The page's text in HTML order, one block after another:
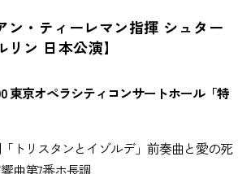
ン・ティーレマン指揮 シュター
ン 日本公演】
東京オペラシティコンサートホール「特
「トリスタンとイゾルデ」前奏曲と愛の死
響曲第7番ホ長調